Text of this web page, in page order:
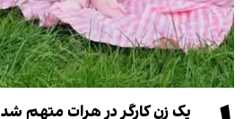
یک زن کارگر در هرات متهم